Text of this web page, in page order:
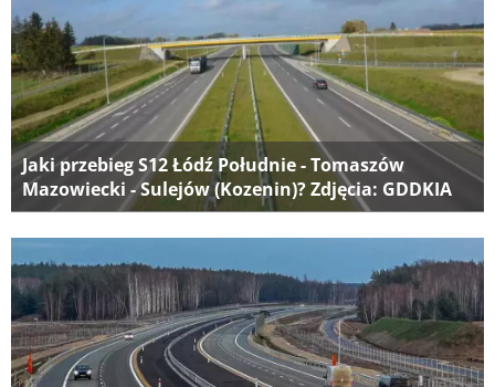
Jaki przebieg S12 Łódź Południe - Tomaszów
Mazowiecki - Sulejów (Kozenin)? Zdjęcia: GDDKIA